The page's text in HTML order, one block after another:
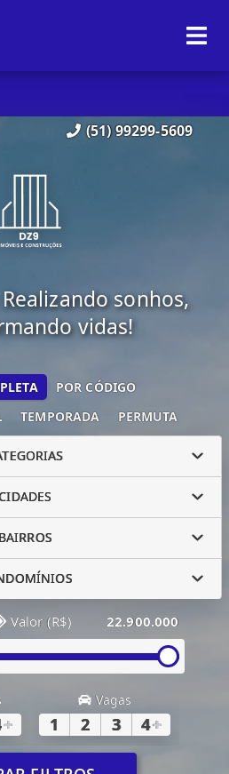
(51) 99299-5609
sonhos,
vidas!
TEMPORADA PERMUTA
POR CÓDIGO
BAIRROS
Valor (R$) 22.900.000
+
Vagas
1 2 3 4+